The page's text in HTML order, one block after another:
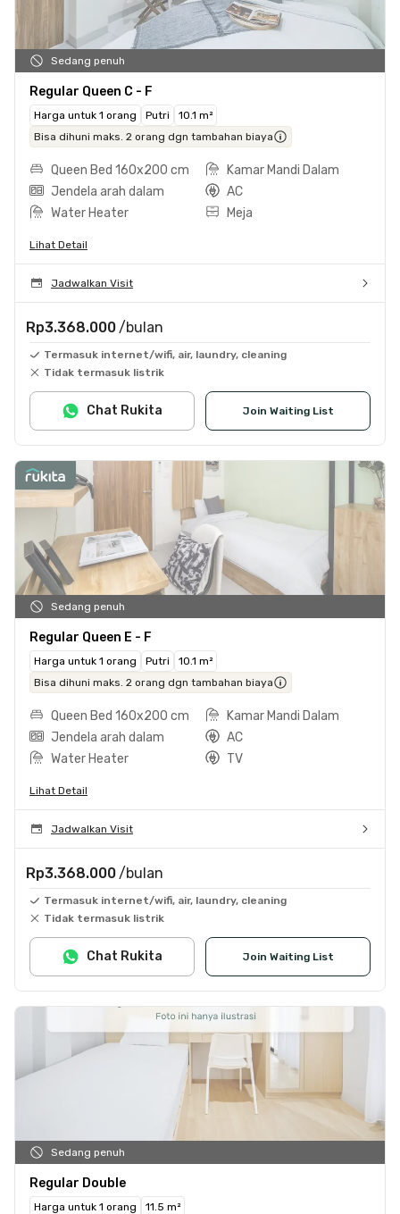
Sedang penuh
Regular Queen C - F
Harga untuk 1 orang Putri
10.1 m²
Bisa dihuni maks. 2 orang dgn tambahan biaya
Queen Bed 160x200 cm
Kamar Mandi Dalam
Jendela arah dalam
AC
Water Heater
Meja
Lihat Detail
Jadwalkan Visit
Rp3.368.000 /bulan
Termasuk internet/wifi, air, laundry, cleaning
Tidak termasuk listrik
Join Waiting List
Chat Rukita
Sedang penuh
Regular Queen E - F
Harga untuk 1 orang Putri
10.1 m²
Bisa dihuni maks. 2 orang dgn tambahan biaya
Queen Bed 160x200 cm
Kamar Mandi Dalam
Jendela arah dalam
AC
Water Heater
TV
Lihat Detail
Jadwalkan Visit
Rp3.368.000 /bulan
Termasuk internet/wifi, air, laundry, cleaning
Tidak termasuk listrik
Join Waiting List
Chat Rukita
Sedang penuh
Regular Double
Harga untuk 1 orang
11.5 m²